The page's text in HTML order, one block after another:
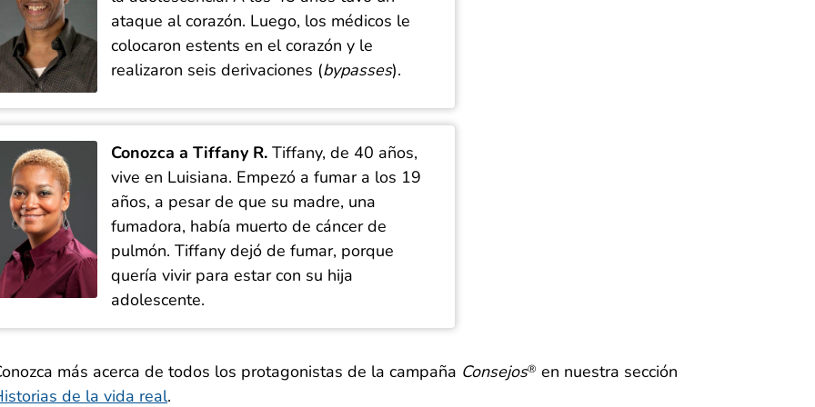
ataque al corazón. Luego, los médicos le
colocaron estents en el corazón y le
realizaron seis derivaciones (bypasses).
Conozca a Tiffany R. Tiffany, de 40 años,
vive en Luisiana. Empezó a fumar a los 19
años, a pesar de que su madre, una
fumadora, había muerto de cáncer de
pulmón. Tiffany dejó de fumar, porque
quería vivir para estar con su hija
adolescente.
más acerca de todos los protagonistas de la campaña Consejos® en nuestra sección
de la vida real.